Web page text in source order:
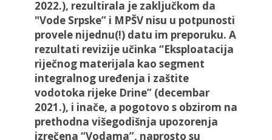
2022.), rezultirala je zaključkom da
"Vode Srpske” i MPŠV nisu u potpunosti
provele nijednu(!) datu im preporuku. A
rezultati revizije učinka “Eksploatacija
riječnog materijala kao segment
integralnog uređenja i zaštite
vodotoka rijeke Drine” (decembar
2021.), i inače, a pogotovo s obzirom na
prethodna višegodišnja upozorenja
izrečena “Vodama”, naprosto su